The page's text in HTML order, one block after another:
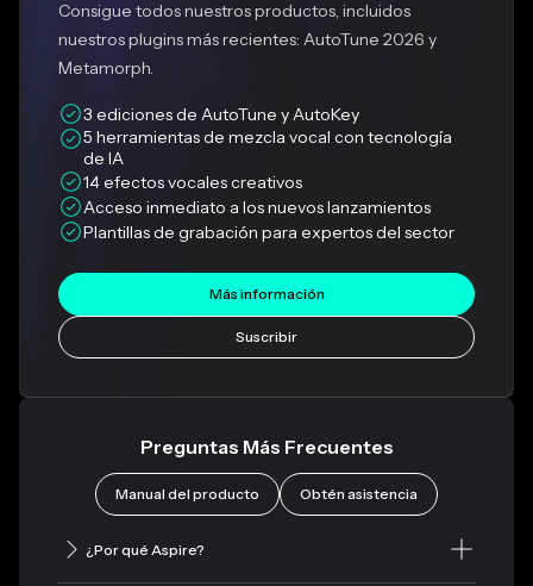
Consigue todos nuestros productos, incluidos
nuestros plugins más recientes: AutoTune 2026 y
Metamorph.
3 ediciones de AutoTune y AutoKey
5 herramientas de mezcla vocal con tecnología
de IA
14 efectos vocales creativos
Acceso inmediato a los nuevos lanzamientos
Plantillas de grabación para expertos del sector
Más información
Suscribir
Preguntas Más Frecuentes
Manual del producto Obtén asistencia
¿Por qué Aspire?